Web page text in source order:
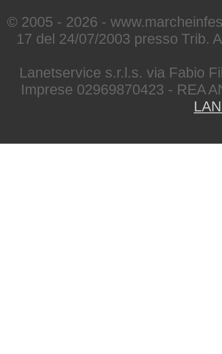
© 2005 - 2026 -
17 del 24/07/2003 presso Trib.
Lanetservice s.r.l.s. via Fabio
Imprese 02969870423 - REA